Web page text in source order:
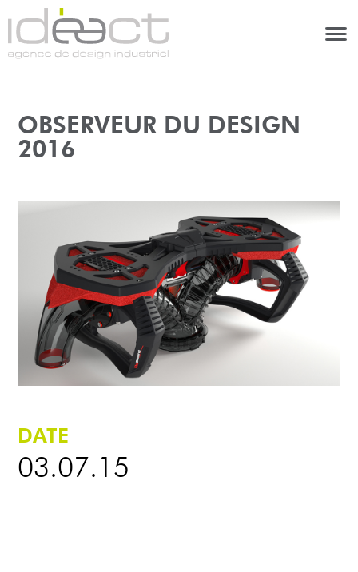
OBSERVEUR DU DESIGN
2016
DATE
03.07.15